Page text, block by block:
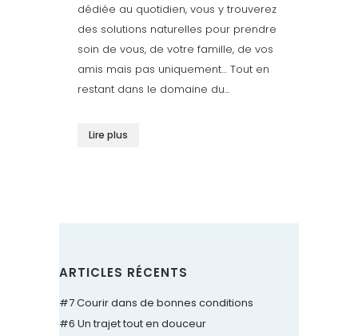
dédiée au quotidien, vous y trouverez
des solutions naturelles pour prendre
soin de vous, de votre famille, de vos
amis mais pas uniquement… Tout en
restant dans le domaine du...
Lire plus
ARTICLES RÉCENTS
#7 Courir dans de bonnes conditions
#6 Un trajet tout en douceur